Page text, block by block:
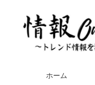
ホーム